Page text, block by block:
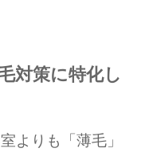
対策に特化し
よりも「薄毛」